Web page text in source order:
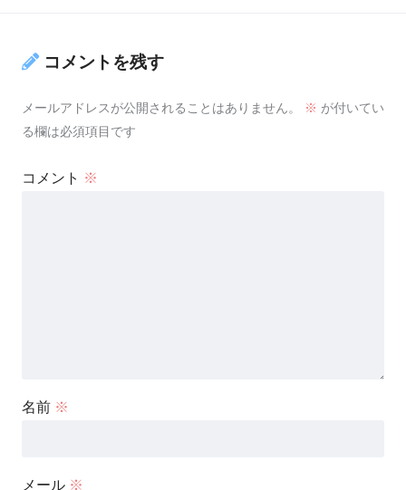
コメントを残す
メールアドレスが公開されることはありません。 ※ が付いてい
る欄は必須項目です
コメント ※
名前 ※
メール ※